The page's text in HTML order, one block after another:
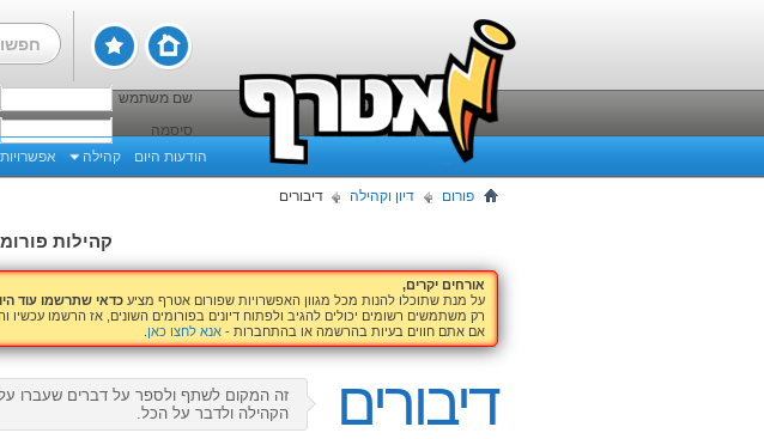
שם משתמש
סיסמה
הודעות היום קהילה
פורום דיון וקהילה דיבורים
קהילות
אורחים יקרים,
על מנת שתוכלו להנות מכל מגוון האפשרויות שפורום אטרף מציע כדאי שתרשמו עוד
רק משתמשים רשומים יכולים להגיב ולפתוח דיונים בפורומים השונים, אז הרשמו
אם אתם חווים בעיות בהרשמה או בהתחברות - אנא לחצו כאן
דיבורים
זה המקום לשתף ולספר על דברים שעברו
הקהילה ולדבר על הכל.